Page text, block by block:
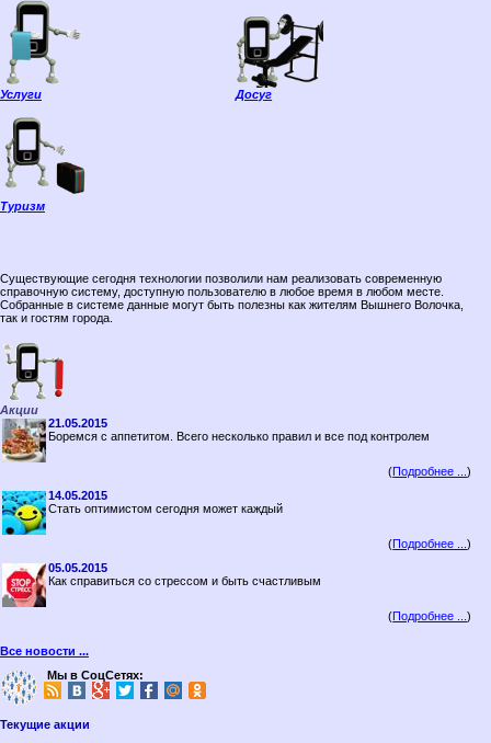
Услуги Досуг
Туризм
Существующие сегодня технологии позволили нам реализовать современную
справочную систему, доступную пользователю в любое время в любом месте.
Собранные в системе данные могут быть полезны как жителям Вышнего Волочка,
так и гостям города.
Акции
21.05.2015
Боремся с аппетитом. Всего несколько правил и все под контролем
(Подробнее ...)
14.05.2015
Стать оптимистом сегодня может каждый
(Подробнее ...)
05.05.2015
Как справиться со стрессом и быть счастливым
(Подробнее ...)
Все новости ...
Мы в СоцСетях:
Текущие акции